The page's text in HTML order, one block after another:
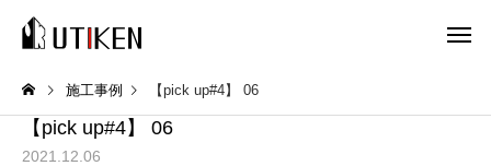
施工事例 【pick up#4】 06
【pick up#4】 06
2021.12.06